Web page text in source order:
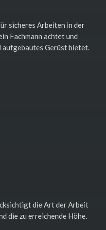
sicheres Arbeiten in der
Fachmann achtet und
Gerüst bietet.
die Art der Arbeit
die zu erreichende Höhe.